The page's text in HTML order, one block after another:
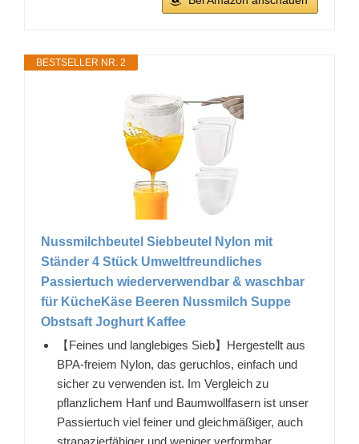
BESTSELLER NR. 2
Nussmilchbeutel Siebbeutel Nylon mit
Ständer 4 Stück Umweltfreundliches
Passiertuch wiederverwendbar & waschbar
für KücheKäse Beeren Nussmilch Suppe
Obstsaft Joghurt Kaffee
【Feines und langlebiges Sieb】Hergestellt aus
BPA-freiem Nylon, das geruchlos, einfach und
sicher zu verwenden ist. Im Vergleich zu
pflanzlichem Hanf und Baumwollfasern ist unser
Passiertuch viel feiner und gleichmäßiger, auch
strapazierfähiger und weniger verformbar